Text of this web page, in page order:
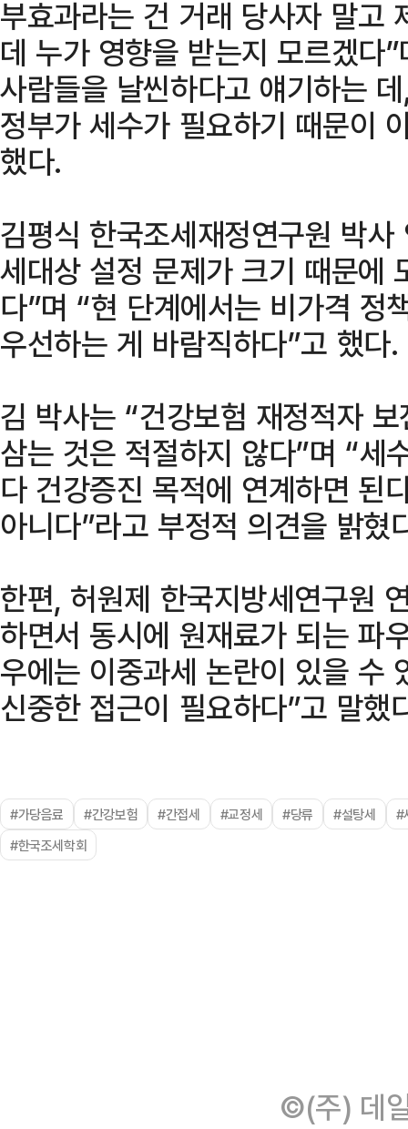
부효과라는 건 거래 당사자 말고
데 누가 영향을 받는지 모르겠다
사람들을 날씬하다고 얘기하는
정부가 세수가 필요하기 때문이
했다.
김평식 한국조세재정연구원 박
세대상 설정 문제가 크기 때문에
다”며 “현 단계에서는 비가격 정
우선하는 게 바람직하다”고 했다.
김 박사는 “건강보험 재정적자
삼는 것은 적절하지 않다”며 “세
다 건강증진 목적에 연계하면 된
아니다”라고 부정적 의견을 밝혔
한편, 허원제 한국지방세연구원
하면서 동시에 원재료가 되는 파
우에는 이중과세 논란이 있을 수
신중한 접근이 필요하다”고 말했
#가당음료 #간강보험 #간접세 #교정세 #당류 #설탕세
#
#한국조세학회
©(주) 데